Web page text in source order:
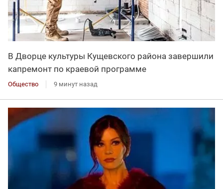
В Дворце культуры Кущевского района завершили
капремонт по краевой программе
Общество 9 минут назад